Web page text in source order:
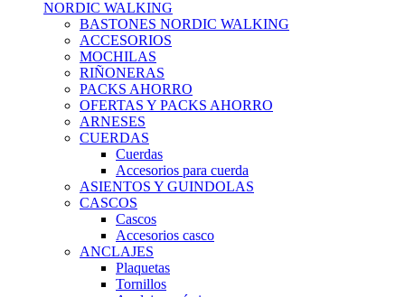
NORDIC WALKING
BASTONES NORDIC WALKING
ACCESORIOS
MOCHILAS
RIÑONERAS
PACKS AHORRO
OFERTAS Y PACKS AHORRO
ARNESES
CUERDAS
Cuerdas
Accesorios para cuerda
ASIENTOS Y GUINDOLAS
CASCOS
Cascos
Accesorios casco
ANCLAJES
Plaquetas
Tornillos